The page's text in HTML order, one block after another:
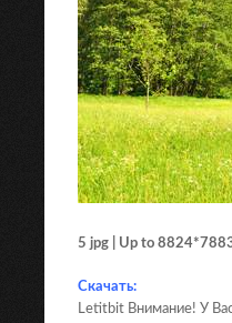
5 jpg | Up to
Скачать:
Letitbit Внимание! У